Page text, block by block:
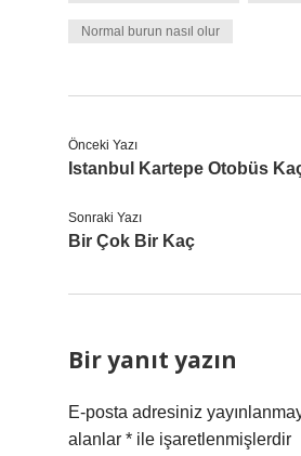
Normal burun nasıl olur
Önceki Yazı
Istanbul Kartepe Otobüs
Sonraki Yazı
Bir Çok Bir Kaç
Bir yanıt yazın
E-posta adresiniz
alanlar * ile işaretlenmişlerdir